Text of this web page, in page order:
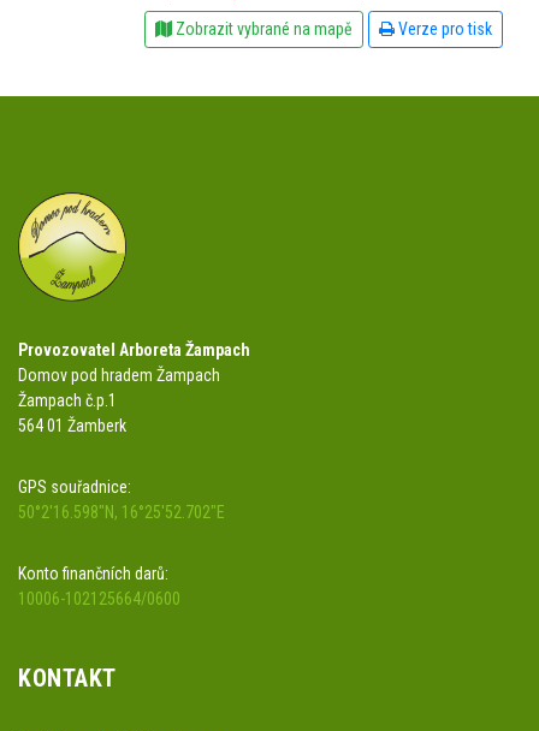
Zobrazit vybrané na mapě Verze pro tisk
Provozovatel Arboreta Žampach
Domov pod hradem Žampach
Žampach č.p.1
564 01 Žamberk
GPS souřadnice:
50°2'16.598"N, 16°25'52.702"E
Konto finančních darů:
10006-102125664/0600
KONTAKT